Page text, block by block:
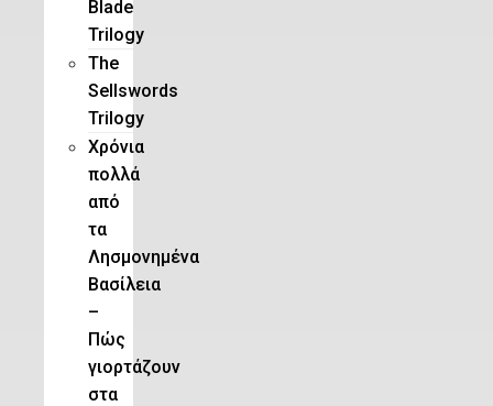
Blade
Trilogy
Τhe
Sellswords
Trilogy
Χρόνια
πολλά
από
τα
Λησμονημένα
Βασίλεια
–
Πώς
γιορτάζουν
στα